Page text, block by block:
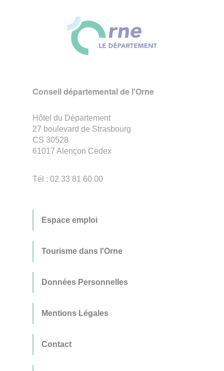
Conseil départemental de l'Orne
Hôtel du Département
27 boulevard de Strasbourg
CS 30528
61017 Alençon Cedex
Tél : 02 33 81 60 00
Espace emploi
Tourisme dans l'Orne
Données Personnelles
Mentions Légales
Contact